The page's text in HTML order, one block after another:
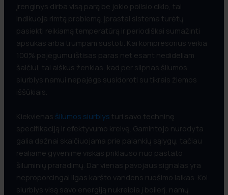
įrenginys dirba visą parą be jokio poilsio ciklo, tai
indikuoja rimtą problemą. Įprastai sistema turėtų
pasiekti reikiamą temperatūrą ir periodiškai sumažinti
apsukas arba trumpam sustoti. Kai kompresorius veikia
100% pajėgumu ištisas paras net esant nedideliam
šalčiui, tai aiškus ženklas, kad per silpnas šilumos
siurblys namui nepajėgs susidoroti su tikrais žiemos
iššūkiais.
Kiekvienas šilumos siurblys turi savo techninę
specifikaciją ir efektyvumo kreivę. Gamintojo nurodyta
galia dažnai skaičiuojama prie palankių sąlygų, tačiau
realiame gyvenime viskas priklauso nuo pastato
šiluminių praradimų. Dar vienas pavojaus signalas yra
neproporcingai ilgas karšto vandens ruošimo laikas. Kol
siurblys visą savo energiją nukreipia į boilerį, namų